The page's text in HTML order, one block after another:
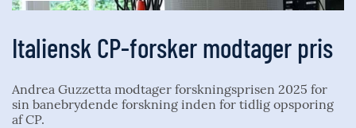
Italiensk CP-forsker modtager pris
Andrea Guzzetta modtager forskningsprisen 2025 for
sin banebrydende forskning inden for tidlig opsporing
af CP.